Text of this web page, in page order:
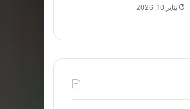
يناير 10, 2026